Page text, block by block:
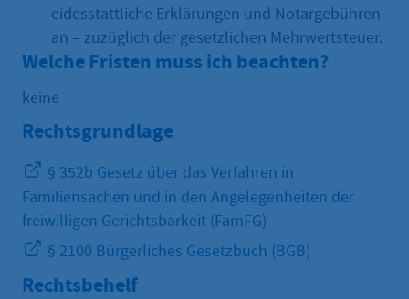
eidesstattliche Erklärungen und Notargebühren
an – zuzüglich der gesetzlichen Mehrwertsteuer.
Welche Fristen muss ich beachten?
keine
Rechtsgrundlage
§ 352b Gesetz über das Verfahren in
Familiensachen und in den Angelegenheiten der
freiwilligen Gerichtsbarkeit (FamFG)
§ 2100 Bürgerliches Gesetzbuch (BGB)
Rechtsbehelf